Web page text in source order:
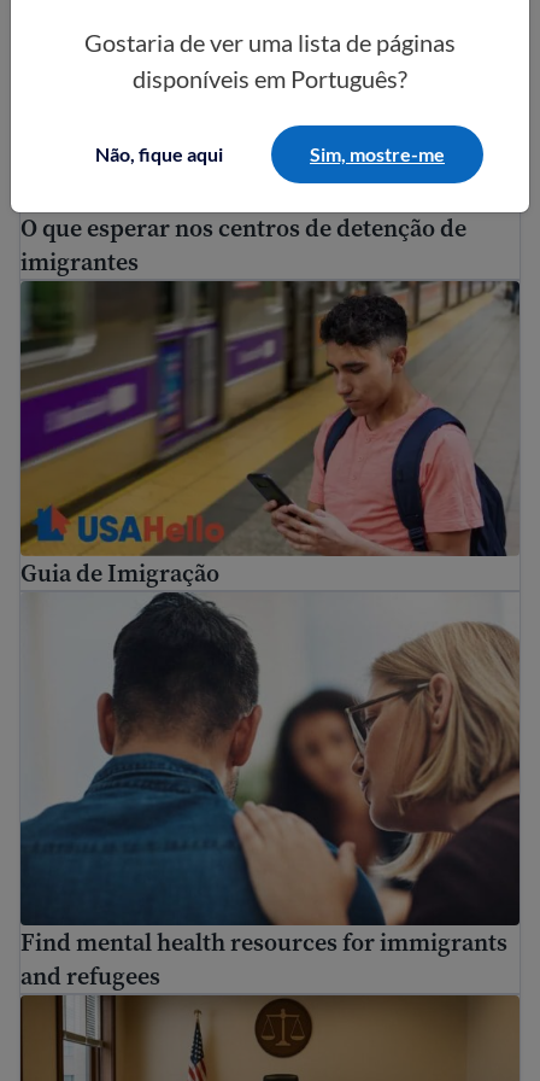
Gostaria de ver uma lista de páginas
disponíveis em Português?
Não, fique aqui Sim, mostre-me
O que esperar nos centros de detenção de
imigrantes
Guia de Imigração
Find mental health resources for immigrants and
Find mental health resources for immigrants
and refugees
How to prepare for immigration proceedings